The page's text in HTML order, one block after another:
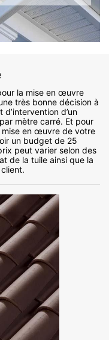
la mise en œuvre
très bonne décision à
d’un
mètre carré. Et pour
mise en œuvre de votre
un budget de 25
peut varier selon des
de la tuile ainsi que la